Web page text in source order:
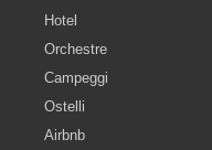
Hotel
Orchestre
Campeggi
Ostelli
Airbnb